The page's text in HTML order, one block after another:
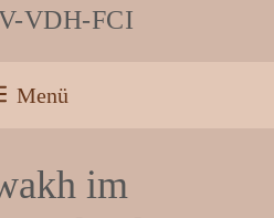
VDH-FCI
Menü
im